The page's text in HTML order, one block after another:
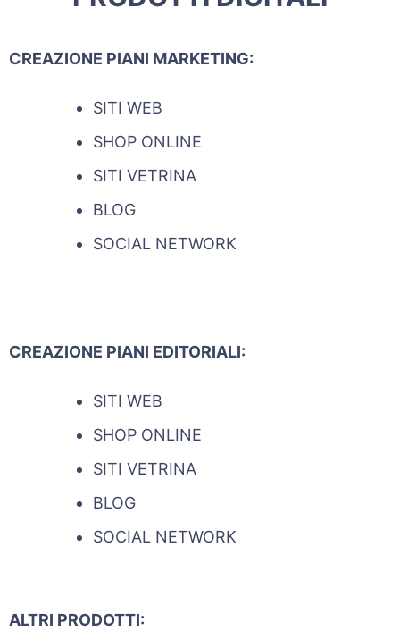
CREAZIONE PIANI MARKETING:
SITI WEB
SHOP ONLINE
SITI VETRINA
BLOG
SOCIAL NETWORK
CREAZIONE PIANI EDITORIALI:
SITI WEB
SHOP ONLINE
SITI VETRINA
BLOG
SOCIAL NETWORK
ALTRI PRODOTTI: